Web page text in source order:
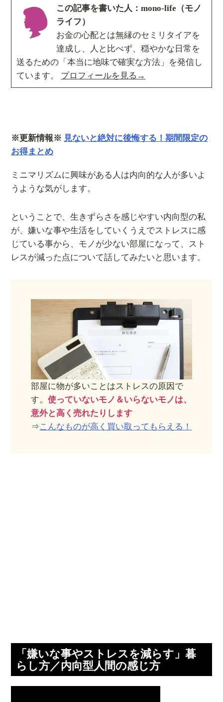
この記事を書いた人：mono-life（モノ
ライフ）
お金の心配とは無縁のセミリタイアを
達成し、人と比べず、穏やかな日常を
送るための「本当に地味で確実な方法」を発信し
ています。 プロフィールを見る→
※更新情報※ 見ないと絶対に後悔する！期間限定の
お得まとめ
ミニマリズムに興味がある人は内向的な人が多いよ
うような気がします。
ということで、生きずらさを感じやすい内向型の私
が、嫌いな事や生活をしていくうえでストレスに感
じている事から、モノが少ない部屋になって、スト
レスが減った点について話してみたいと思います。
部屋に物が多いことはストレスの原因で
す。使っていないモノ＆いらないモノは、
意外と高く売れたりします
⇒こんなものが高く買い取ってもらえる！
「嫌いな事やストレスを減らす」暮
らし方／内向型人間の感じ方